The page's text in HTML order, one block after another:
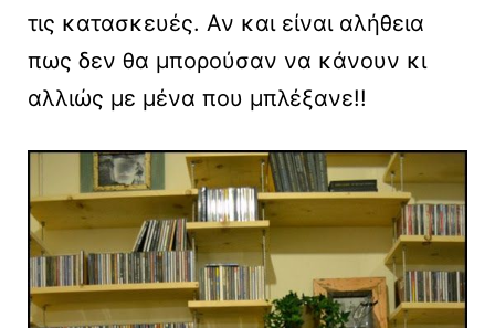
τις κατασκευές. Αν και είναι αλήθεια
πως δεν θα μπορούσαν να κάνουν κι
αλλιώς με μένα που μπλέξανε!!